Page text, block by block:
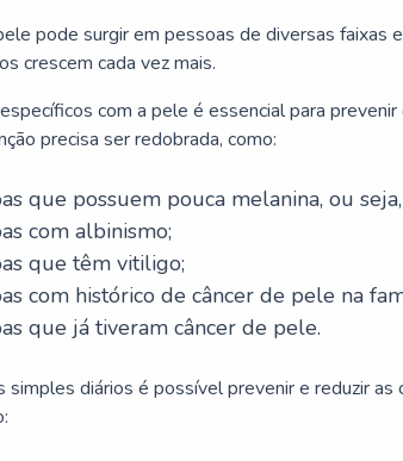
pode surgir em pessoas de diversas faixas
crescem cada vez mais.
com a pele é essencial para
precisa ser redobrada, como:
que possuem pouca melanina, ou
com albinismo;
que têm vitiligo;
com histórico de câncer de pele na
que já tiveram câncer de pele.
simples diários é possível prevenir e reduzir